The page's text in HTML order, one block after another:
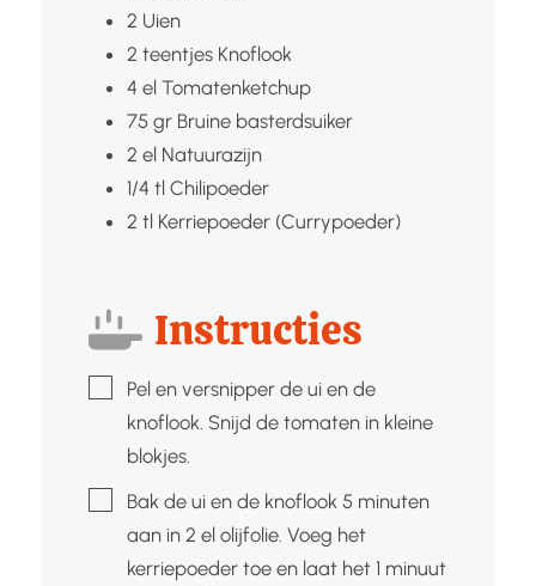
2 Uien
2 teentjes Knoflook
4 el Tomatenketchup
75 gr Bruine basterdsuiker
2 el Natuurazijn
1/4 tl Chilipoeder
2 tl Kerriepoeder (Currypoeder)
Instructies
▢Pel en versnipper de ui en de
knoflook. Snijd de tomaten in kleine
blokjes.
▢Bak de ui en de knoflook 5 minuten
aan in 2 el olijfolie. Voeg het
kerriepoeder toe en laat het 1 minuut